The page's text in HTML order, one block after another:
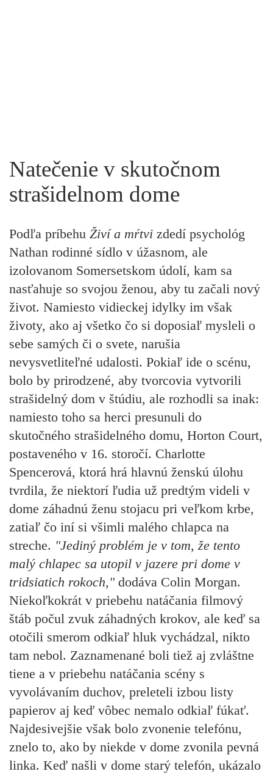
Natečenie v skutočnom
strašidelnom dome
Podľa príbehu Živí a mŕtvi zdedí psychológ
Nathan rodinné sídlo v úžasnom, ale
izolovanom Somersetskom údolí, kam sa
nasťahuje so svojou ženou, aby tu začali nový
život. Namiesto vidieckej idylky im však
životy, ako aj všetko čo si doposiaľ mysleli o
sebe samých či o svete, narušia
nevysvetliteľné udalosti. Pokiaľ ide o scénu,
bolo by prirodzené, aby tvorcovia vytvorili
strašidelný dom v štúdiu, ale rozhodli sa inak:
namiesto toho sa herci presunuli do
skutočného strašidelného domu, Horton Court,
postaveného v 16. storočí. Charlotte
Spencerová, ktorá hrá hlavnú ženskú úlohu
tvrdila, že niektorí ľudia už predtým videli v
dome záhadnú ženu stojacu pri veľkom krbe,
zatiaľ čo iní si všimli malého chlapca na
streche. "Jediný problém je v tom, že tento
malý chlapec sa utopil v jazere pri dome v
tridsiatich rokoch,"dodáva Colin Morgan.
Niekoľkokrát v priebehu natáčania filmový
štáb počul zvuk záhadných krokov, ale keď sa
otočili smerom odkiaľ hluk vychádzal, nikto
tam nebol. Zaznamenané boli tiež aj zvláštne
tiene a v priebehu natáčania scény s
vyvolávaním duchov, preleteli izbou listy
papierov aj keď vôbec nemalo odkiaľ fúkať.
Najdesivejšie však bolo zvonenie telefónu,
znelo to, ako by niekde v dome zvonila pevná
linka. Keď našli v dome starý telefón, ukázalo